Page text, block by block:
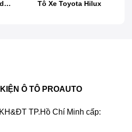
để nâng cấp hệ thống giám
mọi hành trình của bạn.
Tô Xe Toyota Hilux
Ô TÔ PROAUTO
TP.Hồ Chí Minh cấp: